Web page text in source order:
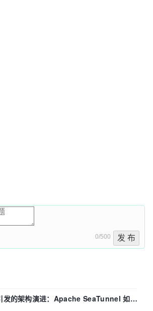
0/500 发 布
发的架构演进：Apache SeaTunnel 如何